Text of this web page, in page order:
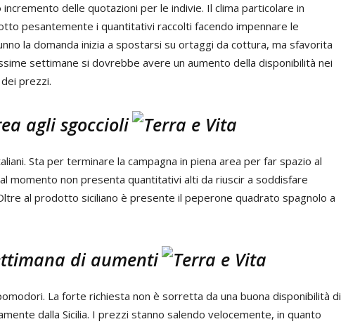
delle quotazioni per le indivie. Il clima particolare in
pesantemente i quantitativi raccolti facendo impennare le
la domanda inizia a spostarsi su ortaggi da cottura, ma sfavorita
settimane si dovrebbe avere un aumento della disponibilità nei
prezzi.
agli sgoccioli
Sta per terminare la campagna in piena area per far spazio al
momento non presenta quantitativi alti da riuscir a soddisfare
al prodotto siciliano è presente il peperone quadrato spagnolo a
di aumenti
La forte richiesta non è sorretta da una buona disponibilità di
dalla Sicilia. I prezzi stanno salendo velocemente, in quanto